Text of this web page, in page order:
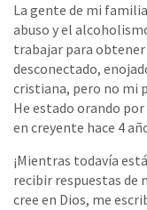
La gente de mi
abuso y el
trabajar para obtener
desconectado,
cristiana, pero no mi
He estado orando
en creyente hace 4
¡Mientras todavía
recibir respuestas de
cree en Dios, me